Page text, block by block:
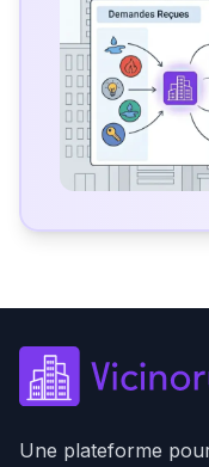
Une plateforme